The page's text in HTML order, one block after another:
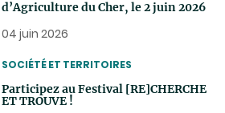
d’Agriculture du Cher, le 2 juin 2026
04 juin 2026
THEMATIC
SOCIÉTÉ ET TERRITOIRES
Participez au Festival [RE]CHERCHE
ET TROUVE !